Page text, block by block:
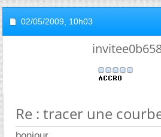
02/05/2009, 10h03
Re : tracer une